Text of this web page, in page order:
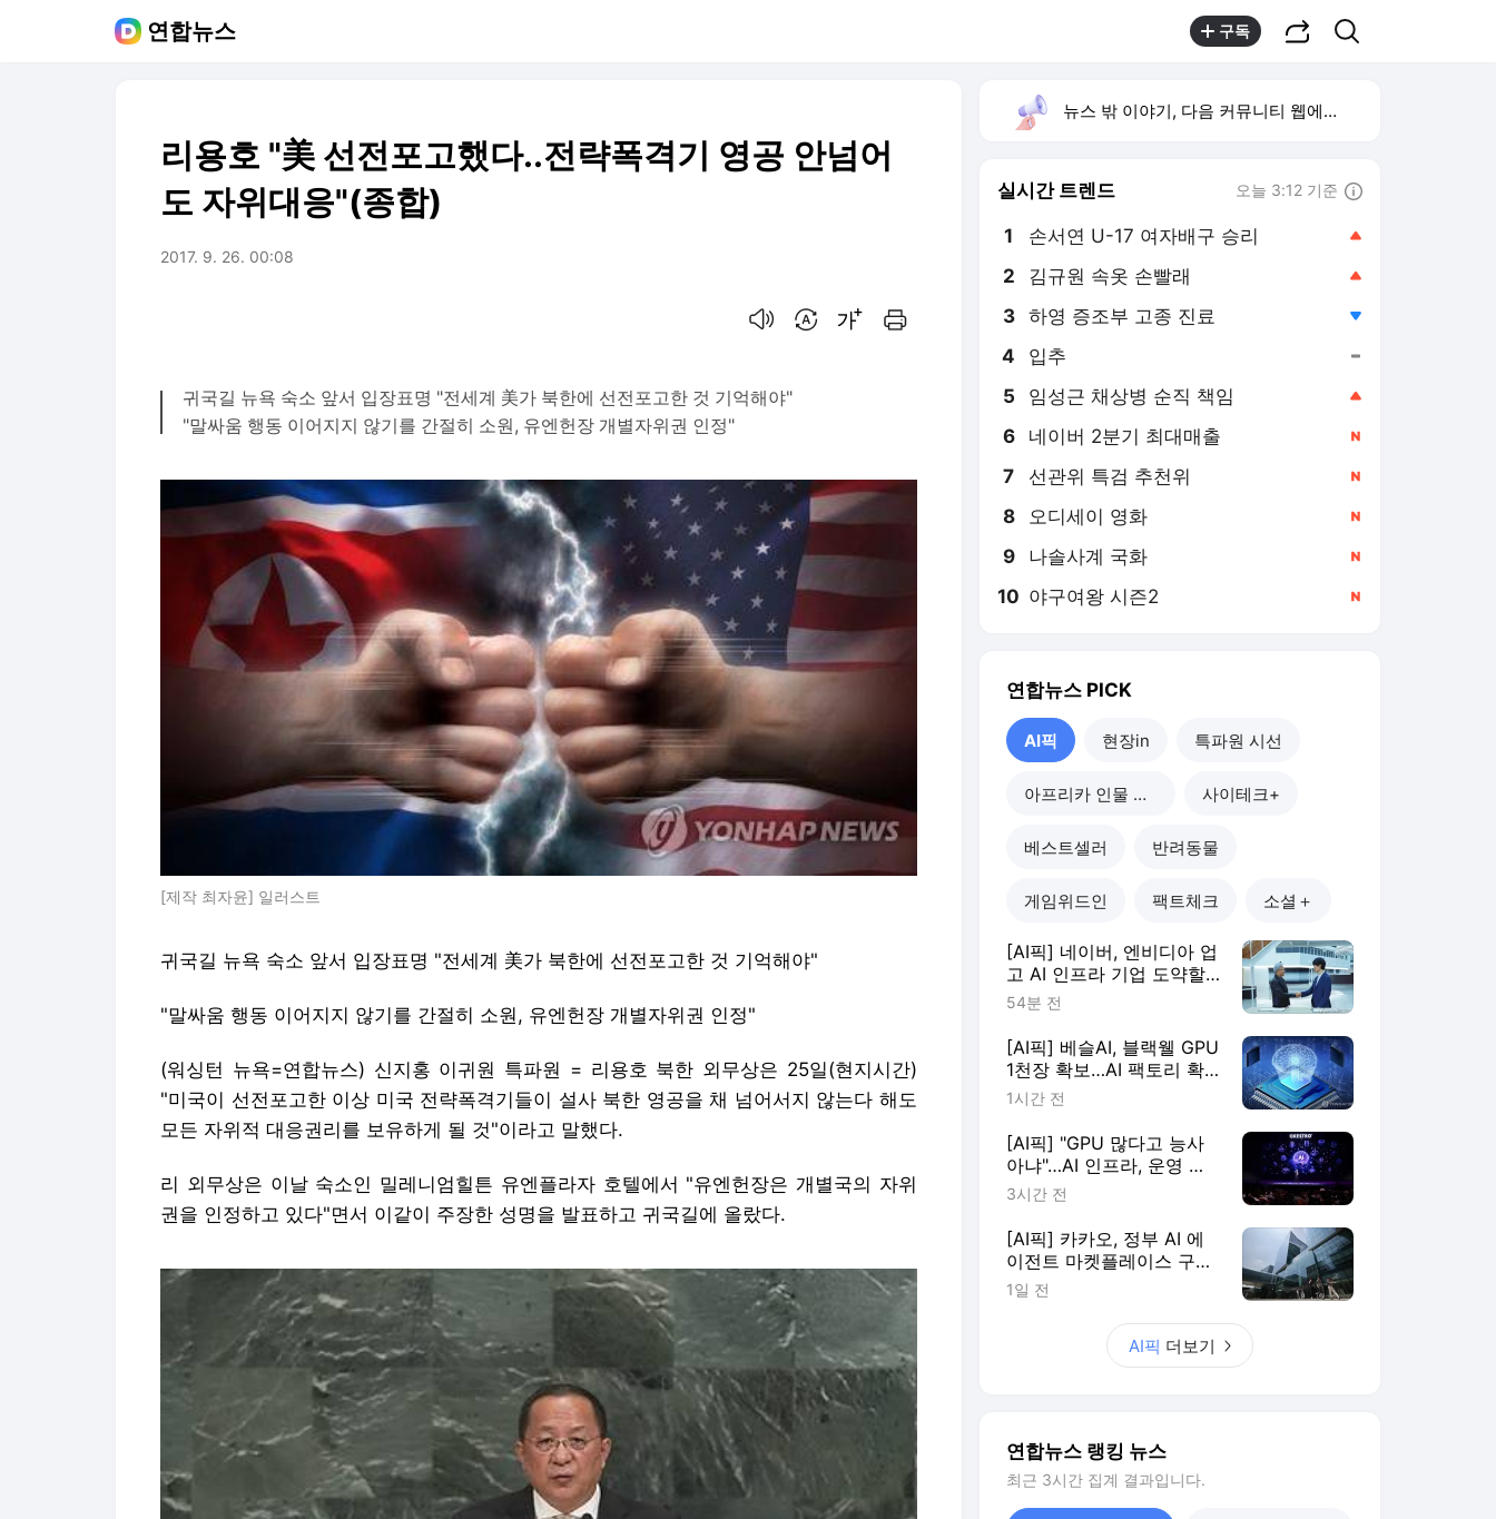
연합뉴스 구독
리용호 "美 선전포고했다..전략폭격기 영공 안넘어
도 자위대응"(종합)
2017. 9. 26. 00:08
귀국길 뉴욕 숙소 앞서 입장표명 "전세계 美가 북한에 선전포고한 것 기억해야"
"말싸움 행동 이어지지 않기를 간절히 소원, 유엔헌장 개별자위권 인정"
[제작 최자윤] 일러스트
귀국길 뉴욕 숙소 앞서 입장표명 "전세계 美가 북한에 선전포고한 것 기억해야"
"말싸움 행동 이어지지 않기를 간절히 소원, 유엔헌장 개별자위권 인정"
(워싱턴 뉴욕=연합뉴스) 신지홍 이귀원 특파원 = 리용호 북한 외무상은 25일(현지시간)
"미국이 선전포고한 이상 미국 전략폭격기들이 설사 북한 영공을 채 넘어서지 않는다 해도
모든 자위적 대응권리를 보유하게 될 것"이라고 말했다.
리 외무상은 이날 숙소인 밀레니엄힐튼 유엔플라자 호텔에서 "유엔헌장은 개별국의 자위
권을 인정하고 있다"면서 이같이 주장한 성명을 발표하고 귀국길에 올랐다.
뉴스 밖 이야기, 다음 커뮤니티 웹에서 보기
실시간 트렌드 오늘 3:12 기준
1 손서연 U-17 여자배구 승리
김규원 속옷 손빨래
3 하영 증조부 고종 진료
4 입추
5 임성근 채상병 순직 책임
6 네이버 2분기 최대매출
7 선관위 특검 추천위
8 오디세이 영화
9 나솔사계 국화
10 야구여왕 시즌2
연합뉴스 PICK
AI픽 현장in 특파원 시선
아프리카 인물 열전 사이테크+
베스트셀러 반려동물
게임위드인 팩트체크 소셜＋
[AI픽] 네이버, 엔비디아 업
고 AI 인프라 기업 도약할
까
54분 전
[AI픽] 베슬AI, 블랙웰 GPU
1천장 확보…AI 팩토리 확
장
1시간 전
[AI픽] "GPU 많다고 능사
아냐"…AI 인프라, 운영 효
율이 판가름
3시간 전
[AI픽] 카카오, 정부 AI 에
이전트 마켓플레이스 구축
한다
1일 전
AI픽 더보기
연합뉴스 랭킹 뉴스
최근 3시간 집계 결과입니다.